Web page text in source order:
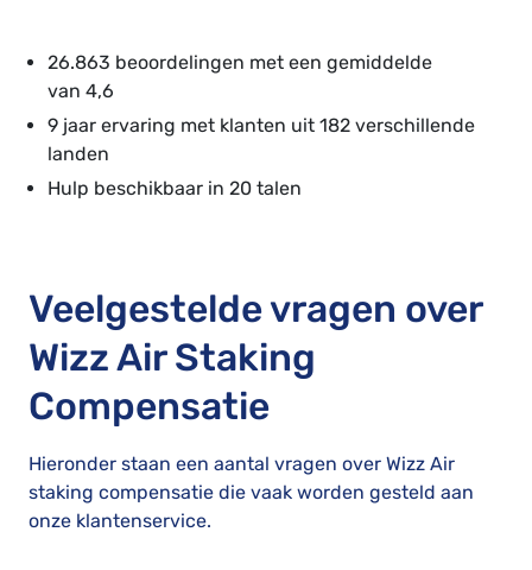
26.863 beoordelingen met een gemiddelde
van 4,6
9 jaar ervaring met klanten uit 182 verschillende
landen
Hulp beschikbaar in 20 talen
Veelgestelde vragen over
Wizz Air Staking
Compensatie
Hieronder staan een aantal vragen over Wizz Air
staking compensatie die vaak worden gesteld aan
onze klantenservice.